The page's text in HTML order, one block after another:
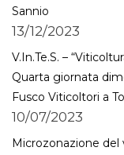
Sannio
13/12/2023
V.In.Te.S. –
Quarta giornata
Fusco Viticoltori a
10/07/2023
Microzonazione